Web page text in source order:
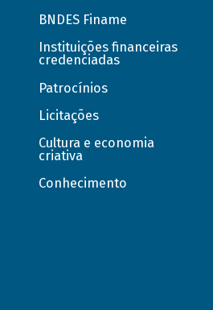
BNDES Finame
Instituições financeiras
credenciadas
Patrocínios
Licitações
Cultura e economia
criativa
Conhecimento